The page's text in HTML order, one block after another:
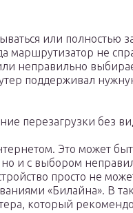
или полностью
маршрутизатор не
неправильно
поддерживал
перезагрузки без
Это может
и с выбором
просто не
«Билайна». В
который